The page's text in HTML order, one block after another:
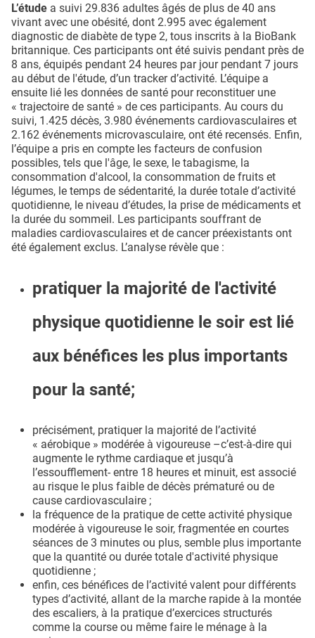
L’étude a suivi 29.836 adultes âgés de plus de 40 ans
vivant avec une obésité, dont 2.995 avec également
diagnostic de diabète de type 2, tous inscrits à la BioBank
britannique. Ces participants ont été suivis pendant près de
8 ans, équipés pendant 24 heures par jour pendant 7 jours
au début de l'étude, d’un tracker d’activité. L’équipe a
ensuite lié les données de santé pour reconstituer une
« trajectoire de santé » de ces participants. Au cours du
suivi, 1.425 décès, 3.980 événements cardiovasculaires et
2.162 événements microvasculaire, ont été recensés. Enfin,
l’équipe a pris en compte les facteurs de confusion
possibles, tels que l'âge, le sexe, le tabagisme, la
consommation d'alcool, la consommation de fruits et
légumes, le temps de sédentarité, la durée totale d’activité
quotidienne, le niveau d’études, la prise de médicaments et
la durée du sommeil. Les participants souffrant de
maladies cardiovasculaires et de cancer préexistants ont
été également exclus. L’analyse révèle que :
pratiquer la majorité de l'activité
physique quotidienne le soir est lié
aux bénéfices les plus importants
pour la santé;
précisément, pratiquer la majorité de l’activité
« aérobique » modérée à vigoureuse –c’est-à-dire qui
augmente le rythme cardiaque et jusqu’à
l’essoufflement- entre 18 heures et minuit, est associé
au risque le plus faible de décès prématuré ou de
cause cardiovasculaire ;
la fréquence de la pratique de cette activité physique
modérée à vigoureuse le soir, fragmentée en courtes
séances de 3 minutes ou plus, semble plus importante
que la quantité ou durée totale d'activité physique
quotidienne ;
enfin, ces bénéfices de l’activité valent pour différents
types d’activité, allant de la marche rapide à la montée
des escaliers, à la pratique d’exercices structurés
comme la course ou même faire le ménage à la